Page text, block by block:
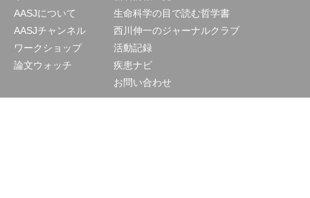
AASJについて
AASJチャンネル
ワークショップ
論文ウォッチ
生命科学の目で読む哲学書
西川伸一のジャーナルクラブ
活動記録
疾患ナビ
お問い合わせ